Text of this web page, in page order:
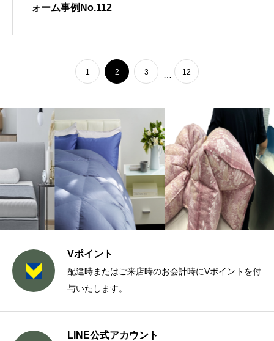
ォーム事例No.112
1 2 3 12
Vポイント
配達時またはご来店時のお会計時にVポイントを付
与いたします。
LINE公式アカウント